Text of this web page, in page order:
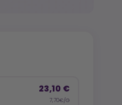
23,10 €
7,70€/G